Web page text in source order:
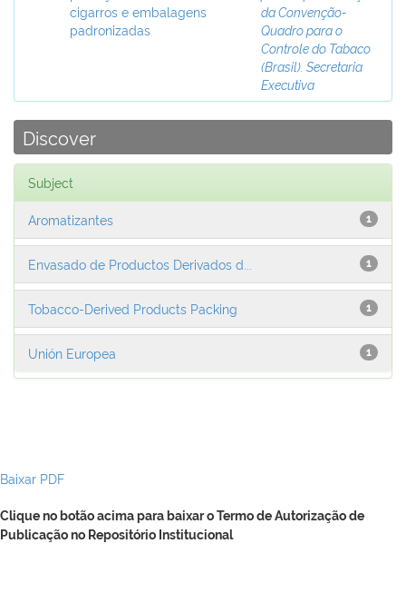
cigarros e embalagens
padronizadas
da Convenção-
Quadro para o
Controle do Tabaco
(Brasil). Secretaria
Executiva
Discover
Subject
1
Aromatizantes
1
Envasado de Productos Derivados d...
1
Tobacco-Derived Products Packing
1
Unión Europea
Baixar PDF
Clique no botão acima para baixar o Termo de Autorização de
Publicação no Repositório Institucional